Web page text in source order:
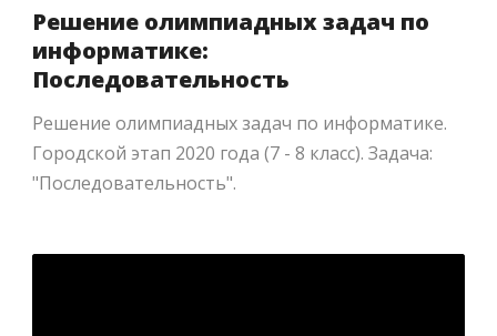
Решение олимпиадных задач по
информатике:
Последовательность
Решение олимпиадных задач по информатике.
Городской этап 2020 года (7 - 8 класс). Задача:
"Последовательность".